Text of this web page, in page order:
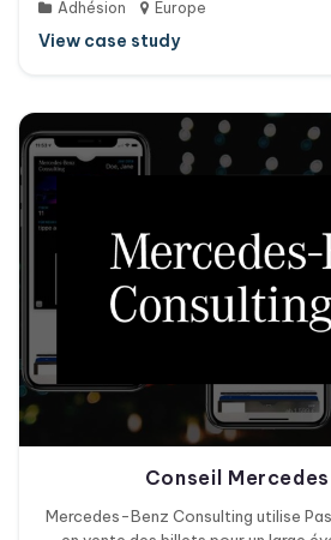
Adhésion Europe
View case study
Conseil
Mercedes-Benz Consulting utilise